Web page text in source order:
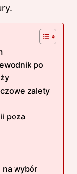
po
zalety
poza
na wybór